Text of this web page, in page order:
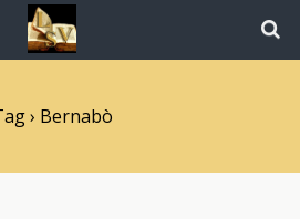
› Bernabò